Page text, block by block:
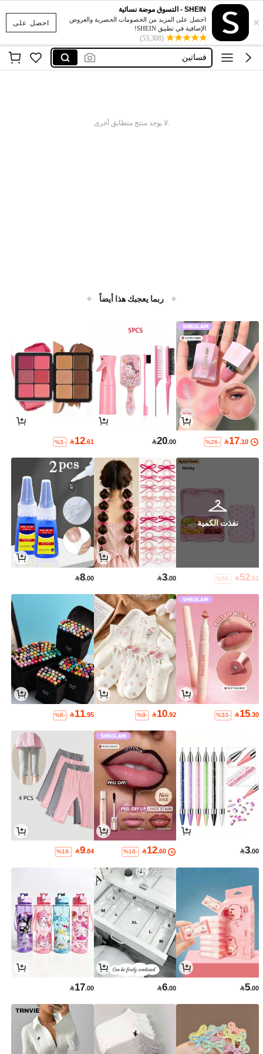
احصل على ×
SHEIN - التسوق موضة نسائية
احصل على المزيد من الخصومات الحصرية والعروض
الإضافية في تطبيق SHEIN!
(53,308)
فستان
glowmod
فساتين
اكسسوارات
.لا يوجد منتج متطابق أخرى
ربما يعجبك هذا أيضاً
17.10
%26-
20.00
12.61
%3-
نفذت الكمية
52.51
%50-
3.00
8.00
15.30
%33-
10.92
%9-
11.95
%8-
3.00
12.60
%16-
9.84
%18-
5.00
6.00
17.00